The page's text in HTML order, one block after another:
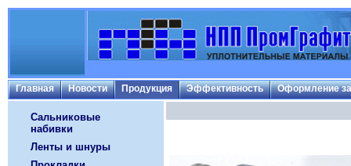
Главная Новости Продукция Эффективность Оформление
Сальниковые
набивки
Ленты и шнуры